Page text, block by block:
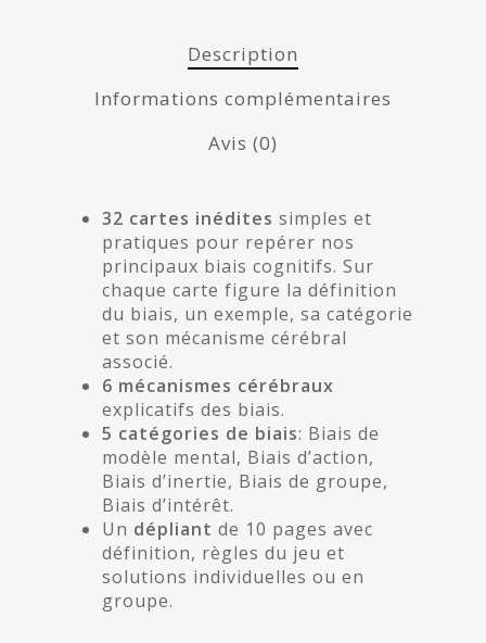
Description
Informations complémentaires
Avis (0)
32 cartes inédites simples et
pratiques pour repérer nos
principaux biais cognitifs. Sur
chaque carte figure la définition
du biais, un exemple, sa catégorie
et son mécanisme cérébral
associé.
6 mécanismes cérébraux
explicatifs des biais.
5 catégories de biais: Biais de
modèle mental, Biais d’action,
Biais d’inertie, Biais de groupe,
Biais d’intérêt.
Un dépliant de 10 pages avec
définition, règles du jeu et
solutions individuelles ou en
groupe.